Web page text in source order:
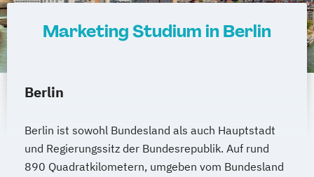
Marketing Studium in Berlin
Berlin
Berlin ist sowohl Bundesland als auch Hauptstadt
und Regierungssitz der Bundesrepublik. Auf rund
890 Quadratkilometern, umgeben vom Bundesland